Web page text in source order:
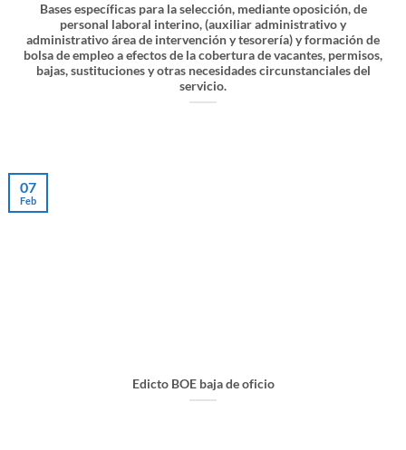
Bases específicas para la selección, mediante oposición, de
personal laboral interino, (auxiliar administrativo y
administrativo área de intervención y tesorería) y formación de
bolsa de empleo a efectos de la cobertura de vacantes, permisos,
bajas, sustituciones y otras necesidades circunstanciales del
servicio.
Edicto BOE baja de oficio
07
Feb